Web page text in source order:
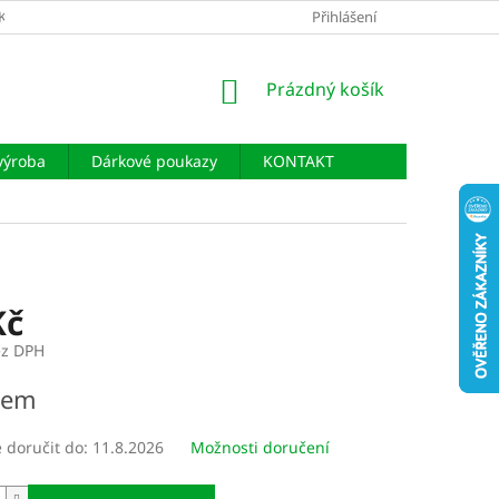
ŘÁD PODMÍNKY OCHRANY OSOBNÍCH ÚDAJŮ
Přihlášení
NÁKUPNÍ
Prázdný košík
Dárkové poukazy
KONTAKT
DPH
doručit do: 11.8.2026 Možnosti doručení